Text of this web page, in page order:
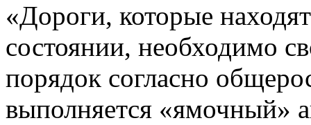
«Дороги, которые
состоянии, необходимо
порядок согласно
выполняется «ямочный»